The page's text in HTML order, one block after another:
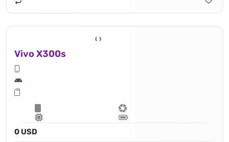
Vivo X300s
0 USD